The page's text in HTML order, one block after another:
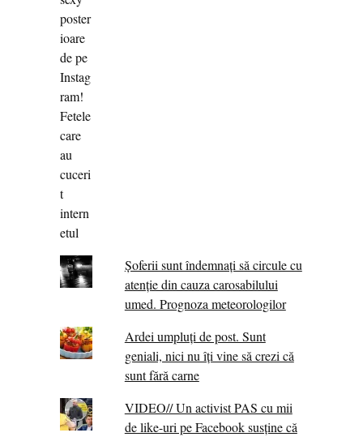
Șoferii sunt îndemnați să circule cu
atenție din cauza carosabilului
umed. Prognoza meteorologilor
Ardei umpluți de post. Sunt
geniali, nici nu îți vine să crezi că
sunt fără carne
VIDEO// Un activist PAS cu mii
de like-uri pe Facebook susține că